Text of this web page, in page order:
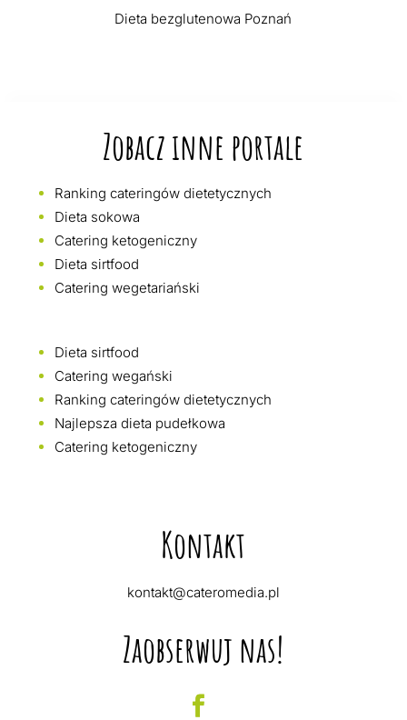
Dieta bezglutenowa Poznań
Zobacz inne portale
Ranking cateringów dietetycznych
Dieta sokowa
Catering ketogeniczny
Dieta sirtfood
Catering wegetariański
Dieta sirtfood
Catering wegański
Ranking cateringów dietetycznych
Najlepsza dieta pudełkowa
Catering ketogeniczny
Kontakt
kontakt@cateromedia.pl
Zaobserwuj nas!